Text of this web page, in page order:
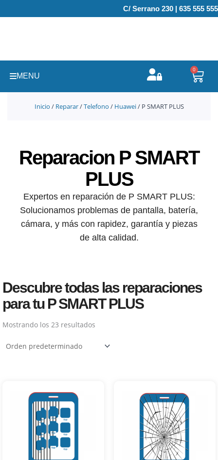
al
C/ Serrano 230 | 635 555 555
MENU
0
Inicio / Reparar/Telefono / Huawei/ P SMART PLUS
Reparacion P SMART
PLUS
Expertos en reparación de P SMART PLUS:
Solucionamos problemas de pantalla, batería,
cámara, y más con rapidez, garantía y piezas
de alta calidad.
Descubre todas las reparaciones
para tu P SMART PLUS
Mostrando los 23 resultados